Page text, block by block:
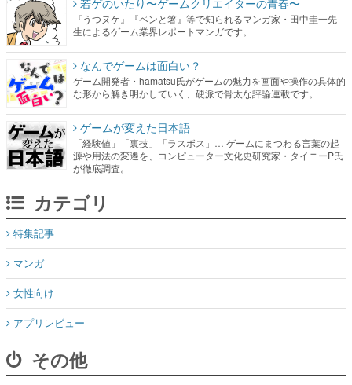
『うつヌケ』『ペンと箸』等で知られるマンガ家・田中圭一先
生によるゲーム業界レポートマンガです。
なんでゲームは面白い？
ゲーム開発者・hamatsu氏がゲームの魅力を画面や操作の具体的
な形から解き明かしていく、硬派で骨太な評論連載です。
ゲームが変えた日本語
「経験値」「裏技」「ラスボス」… ゲームにまつわる言葉の起
源や用法の変遷を、コンピューター文化史研究家・タイニーP氏
が徹底調査。
カテゴリ
特集記事
マンガ
女性向け
アプリレビュー
その他